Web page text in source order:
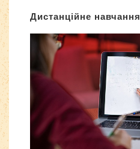
Дистанційне навчання